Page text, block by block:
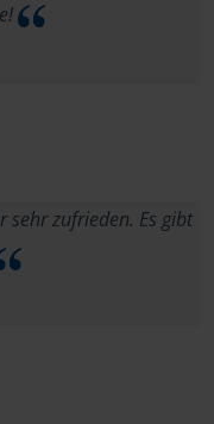
zufrieden. Es gibt